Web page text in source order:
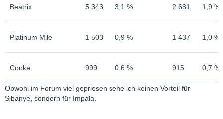
Beatrix 5 343 3,1 % 2 681 1,9 %
Platinum Mile 1 503 0,9 % 1 437 1,0 %
Cooke 999 0,6 % 915 0,7 %
Obwohl im Forum viel gepriesen sehe ich keinen Vorteil für
Sibanye, sondern für Impala.